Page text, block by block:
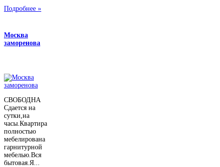
Подробнее »
Москва
заморенова
СВОБОДНА
Сдается на
сутки,на
часы.Квартира
полностью
мебелирована
гарнитурной
мебелью.Вся
бытовая.Я...